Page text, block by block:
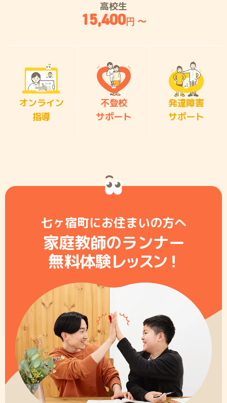
高校生
15,400円 〜
オンライン
指導
不登校
サポート
発達障害
サポート
七ヶ宿町にお住まいの方へ
家庭教師のランナー
無料体験レッスン！